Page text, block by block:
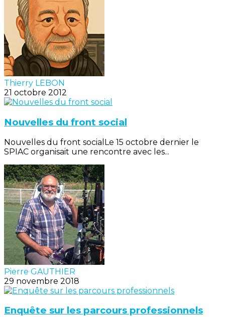
Thierry LEBON
21 octobre 2012
Nouvelles du front social
Nouvelles du front socialLe 15 octobre dernier le
SPIAC organisait une rencontre avec les...
Pierre GAUTHIER
29 novembre 2018
Enquête sur les parcours professionnels